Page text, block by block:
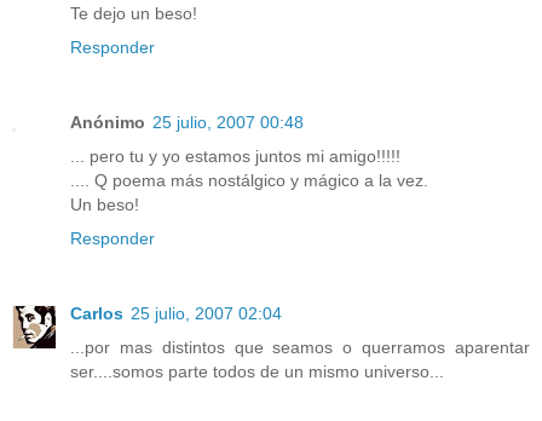
Te dejo un beso!
Responder
Anónimo 25 julio, 2007 00:48
... pero tu y yo estamos juntos mi amigo!!!!!
.... Q poema más nostálgico y mágico a la vez.
Un beso!
Responder
Carlos 25 julio, 2007 02:04
...por mas distintos que seamos o querramos aparentar
ser....somos parte todos de un mismo universo...